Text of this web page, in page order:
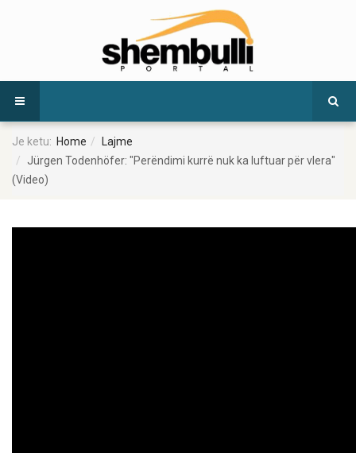
Je ketu: Home
Lajme
Jürgen Todenhöfer: "Perëndimi kurrë nuk ka luftuar për vlera"
(Video)